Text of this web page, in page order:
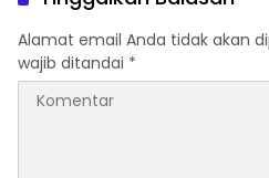
Alamat email Anda tidak akan
wajib ditandai *